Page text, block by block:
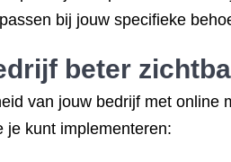
bij jouw specifieke
beter
van jouw bedrijf met
je kunt implementeren: